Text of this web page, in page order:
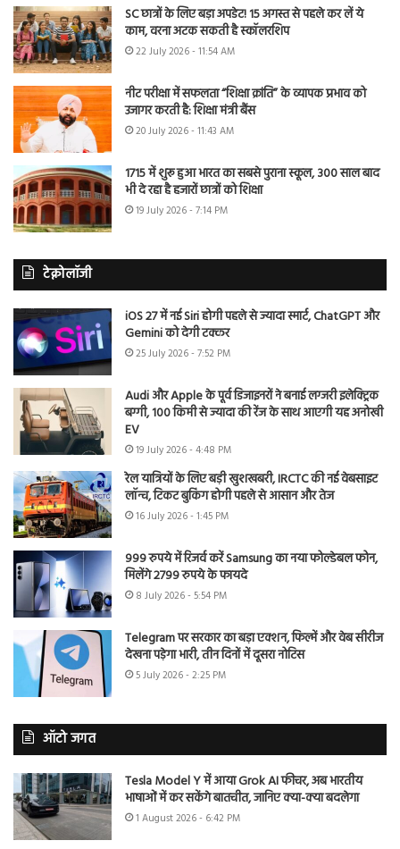
SC छात्रों के लिए बड़ा अपडेट! 15 अगस्त से पहले कर लें ये
काम, वरना अटक सकती है स्कॉलरशिप
22 July 2026 - 11:54 AM
नीट परीक्षा में सफलता “शिक्षा क्रांति” के व्यापक प्रभाव को
उजागर करती है: शिक्षा मंत्री बैंस
20 July 2026 - 11:43 AM
1715 में शुरू हुआ भारत का सबसे पुराना स्कूल, 300 साल बाद
भी दे रहा है हजारों छात्रों को शिक्षा
19 July 2026 - 7:14 PM
टेक्नोलॉजी
iOS 27 में नई Siri होगी पहले से ज्यादा स्मार्ट, ChatGPT और
Gemini को देगी टक्कर
25 July 2026 - 7:52 PM
Audi और Apple के पूर्व डिजाइनरों ने बनाई लग्जरी इलेक्ट्रिक
बग्गी, 100 किमी से ज्यादा की रेंज के साथ आएगी यह अनोखी
EV
19 July 2026 - 4:48 PM
रेल यात्रियों के लिए बड़ी खुशखबरी, IRCTC की नई वेबसाइट
लॉन्च, टिकट बुकिंग होगी पहले से आसान और तेज
16 July 2026 - 1:45 PM
999 रुपये में रिजर्व करें Samsung का नया फोल्डेबल फोन,
मिलेंगे 2799 रुपये के फायदे
8 July 2026 - 5:54 PM
Telegram पर सरकार का बड़ा एक्शन, फिल्में और वेब सीरीज
देखना पड़ेगा भारी, तीन दिनों में दूसरा नोटिस
5 July 2026 - 2:25 PM
ऑटो जगत
Tesla Model Y में आया Grok AI फीचर, अब भारतीय
भाषाओं में कर सकेंगे बातचीत, जानिए क्या-क्या बदलेगा
1 August 2026 - 6:42 PM